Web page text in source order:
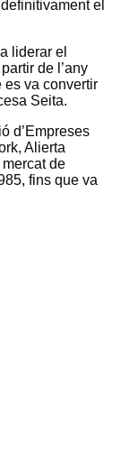
el
liderar el
de l’any
es va convertir
Seita.
d’Empreses
Alierta
de
fins que va